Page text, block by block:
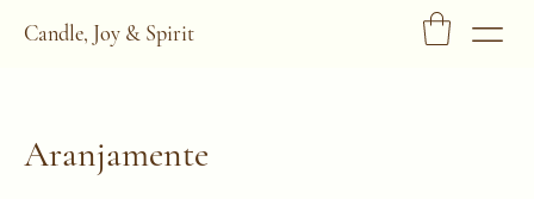
Candle, Joy & Spirit
Aranjamente